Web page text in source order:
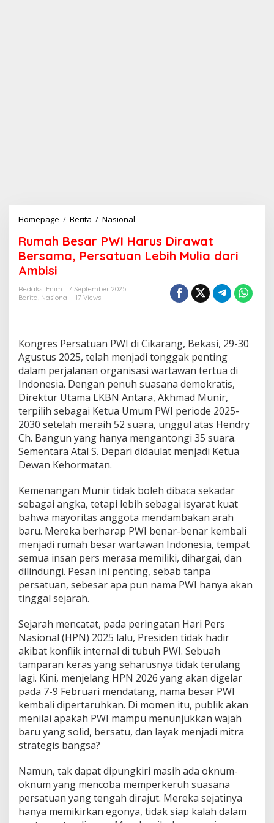
Homepage / Berita / Nasional
m
a
h
W
H
a
r
u
s
D
i
r
a
B
e
r
s
a
m
a
,
P
a
u
a
n
L
e
b
i
h
M
i
a
d
a
r
Rumah Besar PWI Harus Dirawat
Bersama, Persatuan Lebih Mulia dari
Ambisi
Redaksi Enim
7 September 2025
Berita, Nasional 17 Views
Kongres Persatuan PWI di Cikarang, Bekasi, 29-30
Agustus 2025, telah menjadi tonggak penting
dalam perjalanan organisasi wartawan tertua di
Indonesia. Dengan penuh suasana demokratis,
Direktur Utama LKBN Antara, Akhmad Munir,
terpilih sebagai Ketua Umum PWI periode 2025-
2030 setelah meraih 52 suara, unggul atas Hendry
Ch. Bangun yang hanya mengantongi 35 suara.
Sementara Atal S. Depari didaulat menjadi Ketua
Dewan Kehormatan.
Kemenangan Munir tidak boleh dibaca sekadar
sebagai angka, tetapi lebih sebagai isyarat kuat
bahwa mayoritas anggota mendambakan arah
baru. Mereka berharap PWI benar-benar kembali
menjadi rumah besar wartawan Indonesia, tempat
semua insan pers merasa memiliki, dihargai, dan
dilindungi. Pesan ini penting, sebab tanpa
persatuan, sebesar apa pun nama PWI hanya akan
tinggal sejarah.
Sejarah mencatat, pada peringatan Hari Pers
Nasional (HPN) 2025 lalu, Presiden tidak hadir
akibat konflik internal di tubuh PWI. Sebuah
tamparan keras yang seharusnya tidak terulang
lagi. Kini, menjelang HPN 2026 yang akan digelar
pada 7-9 Februari mendatang, nama besar PWI
kembali dipertaruhkan. Di momen itu, publik akan
menilai apakah PWI mampu menunjukkan wajah
baru yang solid, bersatu, dan layak menjadi mitra
strategis bangsa?
Namun, tak dapat dipungkiri masih ada oknum-
oknum yang mencoba memperkeruh suasana
persatuan yang tengah dirajut. Mereka sejatinya
hanya memikirkan egonya, tidak siap kalah dalam